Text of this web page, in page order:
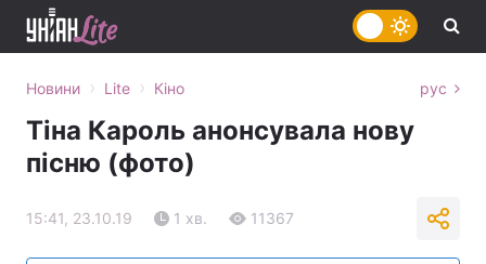
Новини › Lite › Кіно рус
Тіна Кароль анонсувала нову
пісню (фото)
15:41, 23.10.19 1 хв. 11367